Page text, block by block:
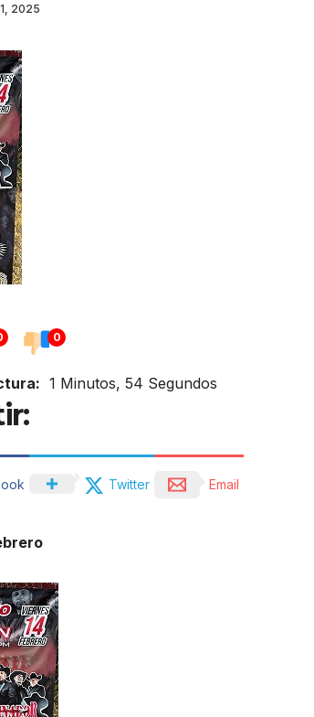
2025
0
1 Minutos, 54 Segundos
Twitter Email